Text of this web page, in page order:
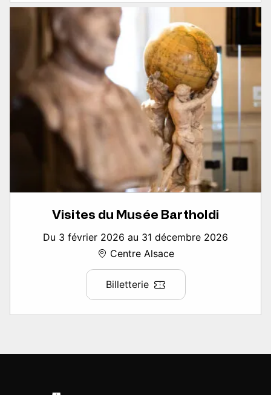
Visites du Musée Bartholdi
Du 3 février 2026 au 31 décembre 2026
Centre Alsace
Billetterie